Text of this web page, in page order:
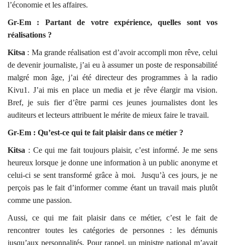
l’économie et les affaires.
Gr-Em : Partant de votre expérience, quelles sont vos
réalisations ?
Kitsa : Ma grande réalisation est d’avoir accompli mon rêve, celui
de devenir journaliste, j’ai eu à assumer un poste de responsabilité
malgré mon âge, j’ai été directeur des programmes à la radio
Kivu1. J’ai mis en place un media et je rêve élargir ma vision.
Bref, je suis fier d’être parmi ces jeunes journalistes dont les
auditeurs et lecteurs attribuent le mérite de mieux faire le travail.
Gr-Em : Qu’est-ce qui te fait plaisir dans ce métier ?
Kitsa : Ce qui me fait toujours plaisir, c’est informé. Je me sens
heureux lorsque je donne une information à un public anonyme et
celui-ci se sent transformé grâce à moi. Jusqu’à ces jours, je ne
perçois pas le fait d’informer comme étant un travail mais plutôt
comme une passion.
Aussi, ce qui me fait plaisir dans ce métier, c’est le fait de
rencontrer toutes les catégories de personnes : les démunis
jusqu’aux personnalités. Pour rappel, un ministre national m’avait